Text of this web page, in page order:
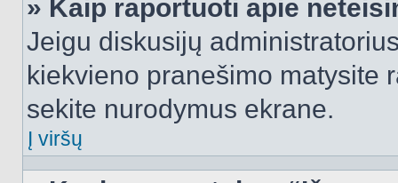
» Kaip raportuoti apie
Jeigu diskusijų
kiekvieno pranešimo matysite
sekite nurodymus ekrane.
Į viršų